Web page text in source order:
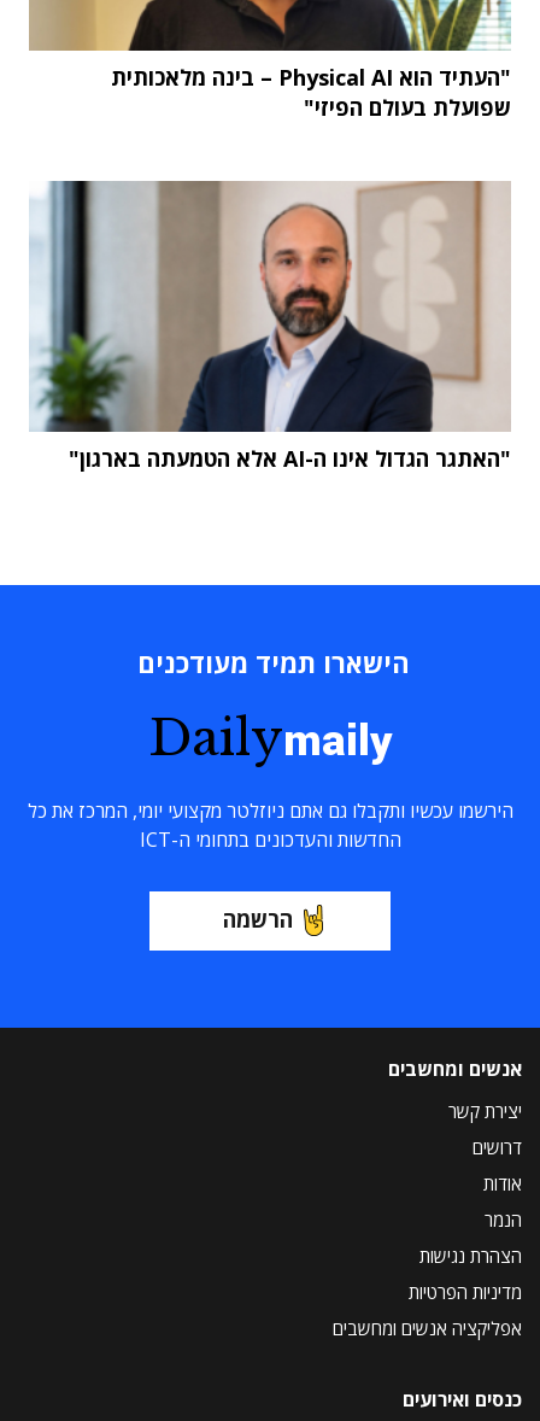
"העתיד הוא Physical AI – בינה מלאכותית
שפועלת בעולם הפיזי"
"האתגר הגדול אינו ה-AI אלא הטמעתה בארגון"
הישארו תמיד מעודכנים
Dailymaily
הירשמו עכשיו ותקבלו גם אתם ניוזלטר מקצועי יומי, המרכז את כל
החדשות והעדכונים בתחומי ה-ICT
הרשמה
אנשים ומחשבים
יצירת קשר
דרושים
אודות
הנמר
הצהרת נגישות
מדיניות הפרטיות
אפליקציה אנשים ומחשבים
כנסים ואירועים